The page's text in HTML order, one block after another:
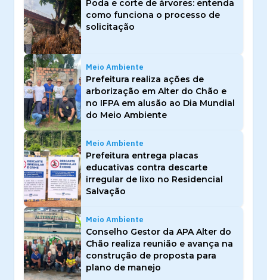
Poda e corte de árvores: entenda
como funciona o processo de
solicitação
Meio Ambiente
Prefeitura realiza ações de
arborização em Alter do Chão e
no IFPA em alusão ao Dia Mundial
do Meio Ambiente
Meio Ambiente
Prefeitura entrega placas
educativas contra descarte
irregular de lixo no Residencial
Salvação
Meio Ambiente
Conselho Gestor da APA Alter do
Chão realiza reunião e avança na
construção de proposta para
plano de manejo